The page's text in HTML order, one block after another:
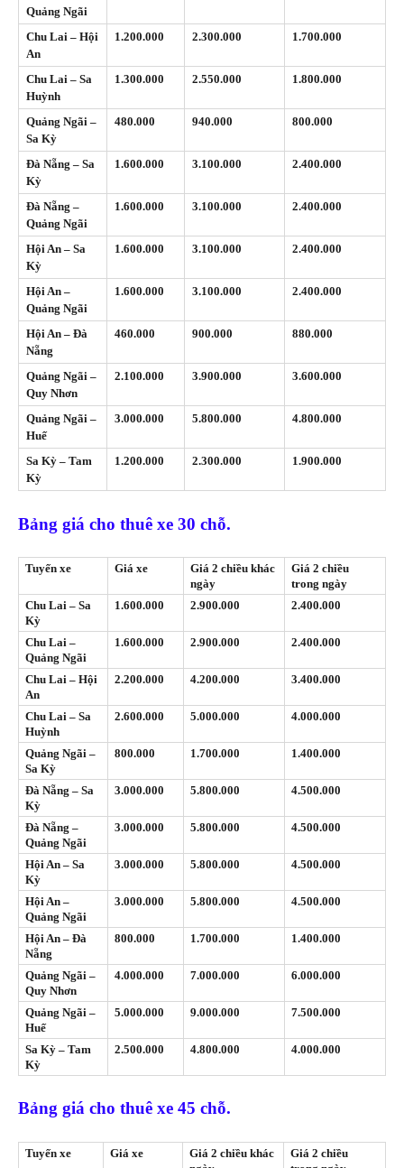
Quảng Ngãi
Chu Lai – Hội
An
1.200.000 2.300.000 1.700.000
Chu Lai – Sa
Huỳnh
1.300.000 2.550.000 1.800.000
Quảng Ngãi –
Sa Kỳ
480.000 940.000 800.000
Đà Nẵng – Sa
Kỳ
1.600.000 3.100.000 2.400.000
Đà Nẵng –
Quảng Ngãi
1.600.000 3.100.000 2.400.000
Hội An – Sa
Kỳ
1.600.000 3.100.000 2.400.000
Hội An –
Quảng Ngãi
1.600.000 3.100.000 2.400.000
Hội An – Đà
Nẵng
460.000 900.000 880.000
Quảng Ngãi –
Quy Nhơn
2.100.000 3.900.000 3.600.000
Quảng Ngãi –
Huế
3.000.000 5.800.000 4.800.000
Sa Kỳ – Tam
Kỳ
1.200.000 2.300.000 1.900.000
Bảng giá cho thuê xe 30 chỗ.
Tuyến xe Giá xe
Giá 2 chiều khác
ngày
Giá 2 chiều
trong ngày
Chu Lai – Sa
Kỳ
1.600.000 2.900.000 2.400.000
Chu Lai –
Quảng Ngãi
1.600.000 2.900.000 2.400.000
Chu Lai – Hội
An
2.200.000 4.200.000 3.400.000
Chu Lai – Sa
Huỳnh
2.600.000 5.000.000 4.000.000
Quảng Ngãi –
Sa Kỳ
800.000 1.700.000 1.400.000
Đà Nẵng – Sa
Kỳ
3.000.000 5.800.000 4.500.000
Đà Nẵng –
Quảng Ngãi
3.000.000 5.800.000 4.500.000
Hội An – Sa
Kỳ
3.000.000 5.800.000 4.500.000
Hội An –
Quảng Ngãi
3.000.000 5.800.000 4.500.000
Hội An – Đà
Nẵng
800.000 1.700.000 1.400.000
Quảng Ngãi –
Quy Nhơn
4.000.000 7.000.000 6.000.000
Quảng Ngãi –
Huế
5.000.000 9.000.000 7.500.000
Sa Kỳ – Tam
Kỳ
2.500.000 4.800.000 4.000.000
Bảng giá cho thuê xe 45 chỗ.
Tuyến xe Giá xe
Giá 2 chiều khác
Giá 2 chiều